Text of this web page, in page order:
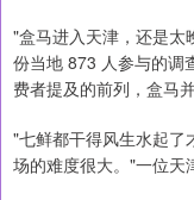
"盒马进入天津，还是太
份当地 873 人参与的调
费者提及的前列，盒马
"七鲜都干得风生水起了
场的难度很大。"一位天